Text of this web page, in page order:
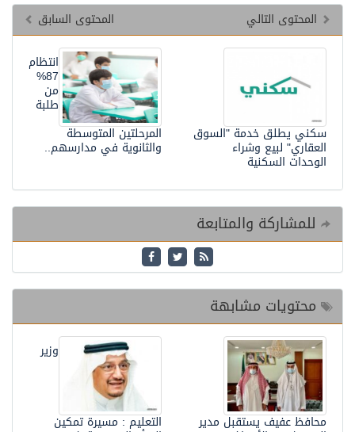
المحتوى السابق
المحتوى التالي
انتظام
87%
من
طلبة
المرحلتين المتوسطة
والثانوية في مدارسهم..
سكني يطلق خدمة "السوق
العقاري" لبيع وشراء
الوحدات السكنية
للمشاركة والمتابعة
محتويات مشابهة
وزير
التعليم : مسيرة تمكين محافظ عفيف يستقبل مدير